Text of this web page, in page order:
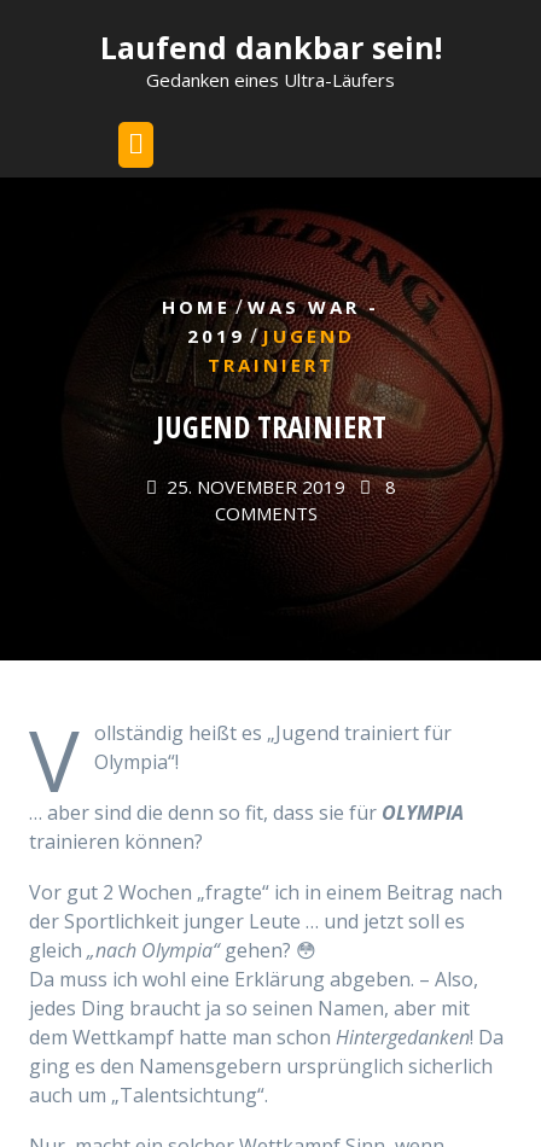
Laufend dankbar sein!
Gedanken eines Ultra-Läufers
HOME/WAS WAR -
2019/JUGEND
TRAINIERT
JUGEND TRAINIERT
25. NOVEMBER 2019
8
COMMENTS
V ollständig heißt es „Jugend trainiert für
Olympia“!
… aber sind die denn so fit, dass sie für OLYMPIA
trainieren können?
Vor gut 2 Wochen „fragte“ ich in einem Beitrag nach
der Sportlichkeit junger Leute … und jetzt soll es
gleich „nach Olympia“gehen? 😳
Da muss ich wohl eine Erklärung abgeben. – Also,
jedes Ding braucht ja so seinen Namen, aber mit
dem Wettkampf hatte man schon Hintergedanken! Da
ging es den Namensgebern ursprünglich sicherlich
auch um „Talentsichtung“.